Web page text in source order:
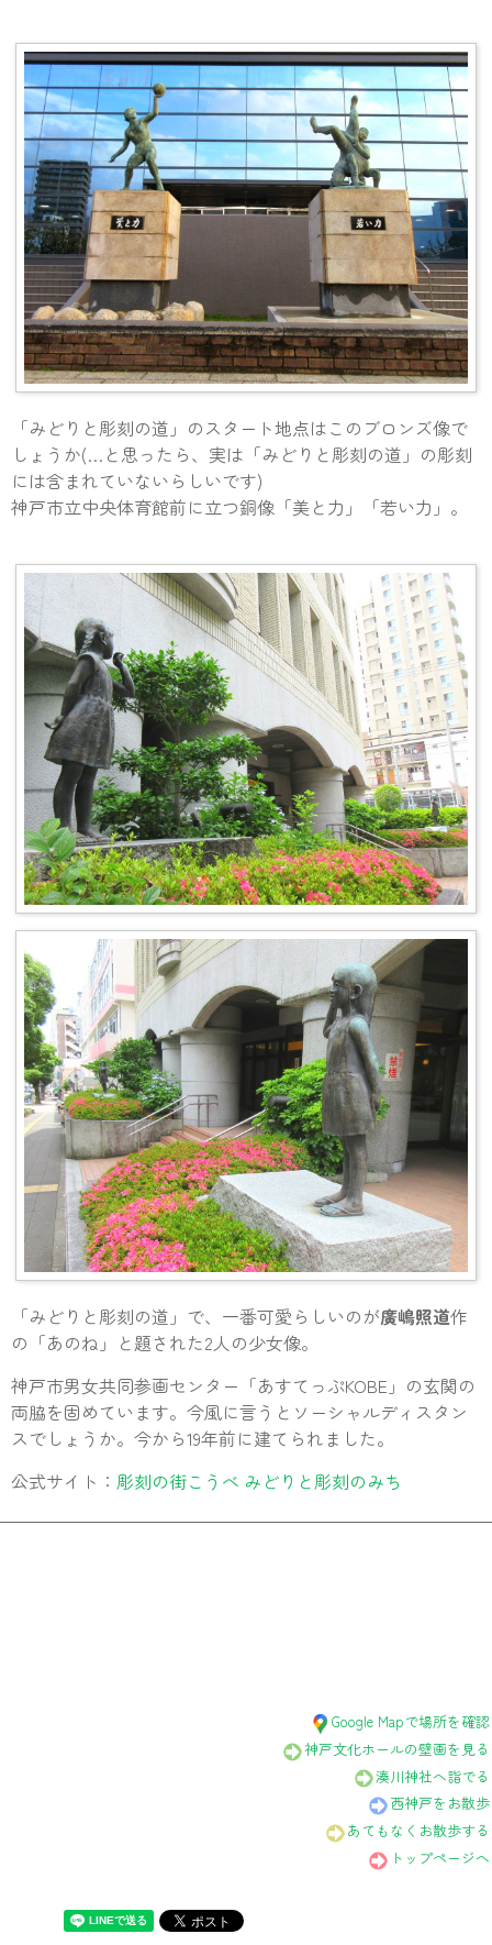
「みどりと彫刻の道」のスタート地点はこのブロンズ像で
しょうか(…と思ったら、実は「みどりと彫刻の道」の彫刻
には含まれていないらしいです)
神戸市立中央体育館前に立つ銅像「美と力」「若い力」。
「みどりと彫刻の道」で、一番可愛らしいのが廣嶋照道作
の「あのね」と題された2人の少女像。
神戸市男女共同参画センター「あすてっぷKOBE」の玄関の
両脇を固めています。今風に言うとソーシャルディスタン
スでしょうか。今から19年前に建てられました。
公式サイト： 彫刻の街こうべ みどりと彫刻のみち
Google Mapで場所を確認
神戸文化ホールの壁画を見る
湊川神社へ詣でる
西神戸をお散歩
あてもなくお散歩する
トップページへ